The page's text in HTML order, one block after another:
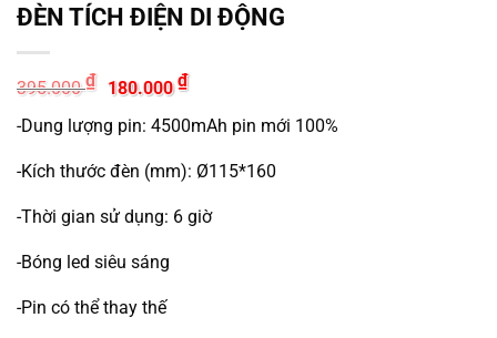
ĐÈN TÍCH ĐIỆN DI ĐỘNG
395.000₫
Giá
gốc
395.000 ₫.
180.000₫Giá
hiện
tại
là:
-Dung lượng pin: 4500mAh pin mới 100%
-Kích thước đèn (mm): Ø115*160
-Thời gian sử dụng: 6 giờ
-Bóng led siêu sáng
-Pin có thể thay thế